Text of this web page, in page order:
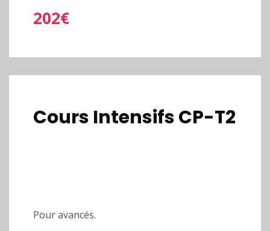
202€
Cours Intensifs CP-T2
Pour avancés.